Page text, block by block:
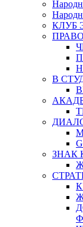
КЛУБ
В
ЗНАК